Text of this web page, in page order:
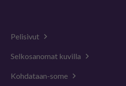
Pelisivut
Selkosanomat kuvilla
Kohdataan-some